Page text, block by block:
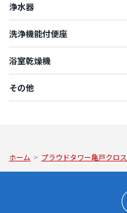
浄水器
洗浄機能付便座
浴室乾燥機
その他
ホーム > プラウドタワー亀戸クロス